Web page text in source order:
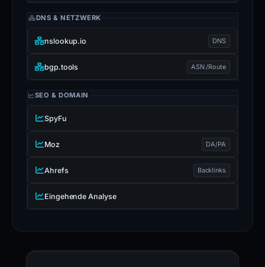
DNS & NETZWERK
nslookup.io DNS
bgp.tools ASN /Route
SEO & DOMAIN
SpyFu
Moz DA/PA
Ahrefs Backlinks
Eingehende Analyse